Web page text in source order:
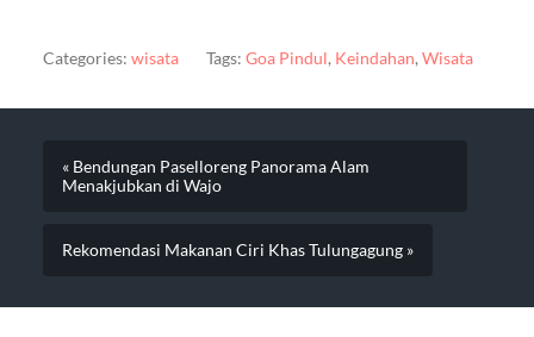
Categories: wisata Tags: Goa Pindul, Keindahan, Wisata
« Bendungan Paselloreng Panorama Alam
Menakjubkan di Wajo
Rekomendasi Makanan Ciri Khas Tulungagung »